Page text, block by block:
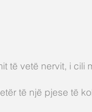
të vetë nervit, i cili
të një pjese të